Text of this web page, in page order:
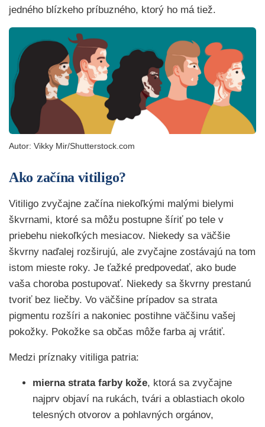
jedného blízkeho príbuzného, ktorý ho má tiež.
Autor: Vikky Mir/Shutterstock.com
Ako začína vitiligo?
Vitiligo zvyčajne začína niekoľkými malými bielymi
škvrnami, ktoré sa môžu postupne šíriť po tele v
priebehu niekoľkých mesiacov. Niekedy sa väčšie
škvrny naďalej rozširujú, ale zvyčajne zostávajú na tom
istom mieste roky. Je ťažké predpovedať, ako bude
vaša choroba postupovať. Niekedy sa škvrny prestanú
tvoriť bez liečby. Vo väčšine prípadov sa strata
pigmentu rozšíri a nakoniec postihne väčšinu vašej
pokožky. Pokožke sa občas môže farba aj vrátiť.
Medzi príznaky vitiliga patria:
mierna strata farby kože, ktorá sa zvyčajne
najprv objaví na rukách, tvári a oblastiach okolo
telesných otvorov a pohlavných orgánov,